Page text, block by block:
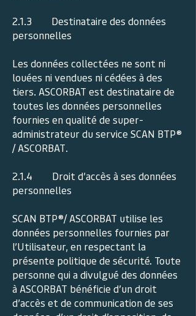
2.1.3 Destinataire des données
personnelles
Les données collectées ne sont ni
louées ni vendues ni cédées à des
tiers. ASCORBAT est destinataire de
toutes les données personnelles
fournies en qualité de super-
administrateur du service SCAN BTP®
/ ASCORBAT.
2.1.4 Droit d’accès à ses données
personnelles
SCAN BTP®/ ASCORBAT utilise les
données personnelles fournies par
l’Utilisateur, en respectant la
présente politique de sécurité. Toute
personne qui a divulgué des données
à ASCORBAT bénéficie d’un droit
d’accès et de communication de ses